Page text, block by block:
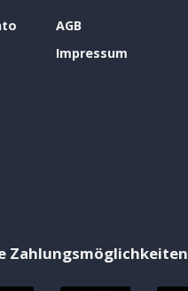
AGB
Impressum
Zahlungsmöglichkeiten